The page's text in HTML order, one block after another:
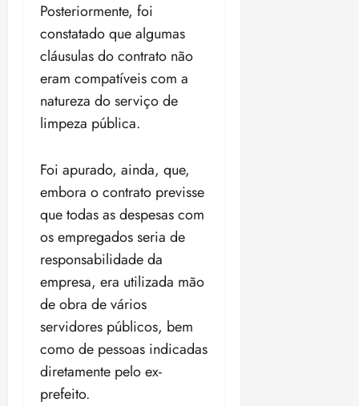
Posteriormente, foi
constatado que algumas
cláusulas do contrato não
eram compatíveis com a
natureza do serviço de
limpeza pública.
Foi apurado, ainda, que,
embora o contrato previsse
que todas as despesas com
os empregados seria de
responsabilidade da
empresa, era utilizada mão
de obra de vários
servidores públicos, bem
como de pessoas indicadas
diretamente pelo ex-
prefeito.